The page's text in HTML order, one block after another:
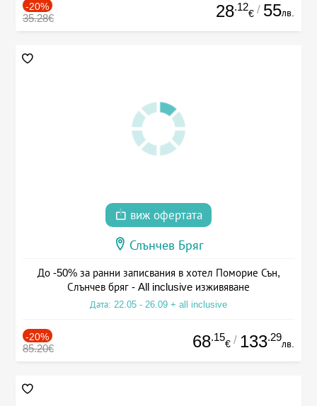
-20%
35.28€ 28.12
€ / 55лв.
виж офертата
Слънчев Бряг
До -50% за ранни записвания в хотел Поморие Сън,
Слънчев бряг - All inclusive изживяване
Дата: 22.05 - 26.09 + all inclusive
-20%
85.20€ 68.15
€ / 133.29
лв.